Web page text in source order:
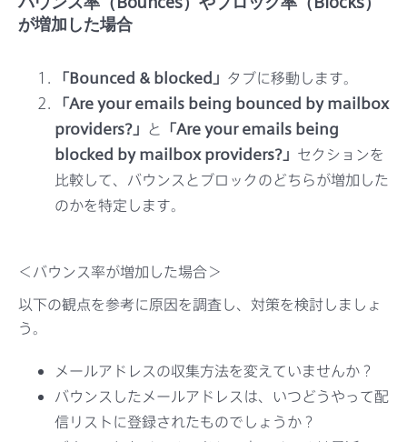
が増加した場合
「Bounced & blocked」 タブに移動します。
「Are your emails being bounced by mailbox
providers?」 と 「Are your emails being
blocked by mailbox providers?」 セクションを
比較して、バウンスとブロックのどちらが増加した
のかを特定します。
＜バウンス率が増加した場合＞
以下の観点を参考に原因を調査し、対策を検討しましょ
う。
メールアドレスの収集方法を変えていませんか？
バウンスしたメールアドレスは、いつどうやって配
信リストに登録されたものでしょうか？